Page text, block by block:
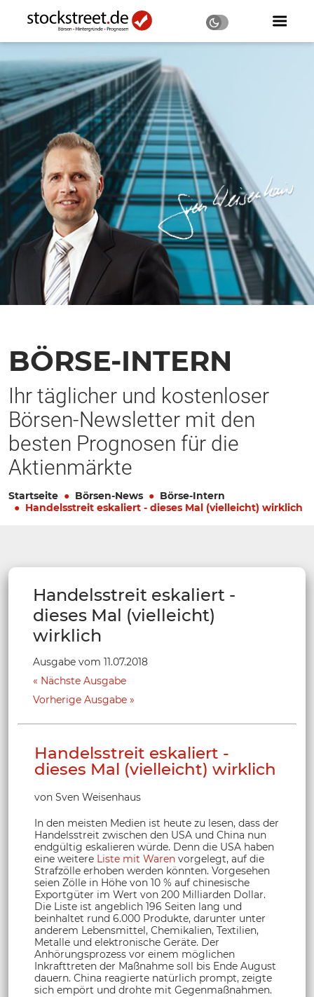
BÖRSE-INTERN
Ihr täglicher und kostenloser
Börsen-Newsletter mit den
besten Prognosen für die
Aktienmärkte
Startseite Börsen-News
Börse-Intern
Handelsstreit eskaliert - dieses Mal (vielleicht) wirklich
Handelsstreit eskaliert -
dieses Mal (vielleicht)
wirklich
Ausgabe vom 11.07.2018
Nächste Ausgabe
Vorherige Ausgabe
Handelsstreit eskaliert -
dieses Mal (vielleicht) wirklich
von Sven Weisenhaus
In den meisten Medien ist heute zu lesen, dass der
Handelsstreit zwischen den USA und China nun
endgültig eskalieren würde. Denn die USA haben
eine weitere Liste mit Waren vorgelegt, auf die
Strafzölle erhoben werden könnten. Vorgesehen
seien Zölle in Höhe von 10 % auf chinesische
Exportgüter im Wert von 200 Milliarden Dollar.
Die Liste ist angeblich 196 Seiten lang und
beinhaltet rund 6.000 Produkte, darunter unter
anderem Lebensmittel, Chemikalien, Textilien,
Metalle und elektronische Geräte. Der
Anhörungsprozess vor einem möglichen
Inkrafttreten der Maßnahme soll bis Ende August
dauern. China reagierte natürlich prompt, zeigte
sich empört und drohte mit Gegenmaßnahmen.